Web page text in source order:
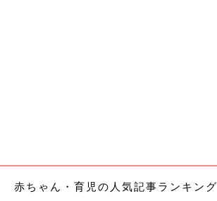
赤ちゃん・育児の人気記事ランキング